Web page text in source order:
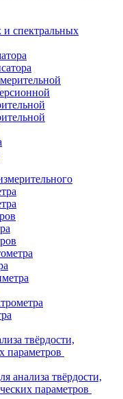
и спектральных
твёрдости,
параметров
анализа твёрдости,
параметров